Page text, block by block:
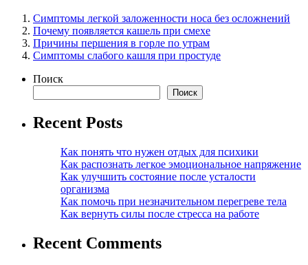
Симптомы легкой заложенности носа без осложнений
Почему появляется кашель при смехе
Причины першения в горле по утрам
Симптомы слабого кашля при простуде
Поиск
Поиск
Recent Posts
Как понять что нужен отдых для психики
Как распознать легкое эмоциональное напряжение
Как улучшить состояние после усталости
организма
Как помочь при незначительном перегреве тела
Как вернуть силы после стресса на работе
Recent Comments